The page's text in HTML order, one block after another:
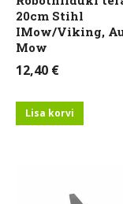
20cm Stihl
IMow/Viking,
Mow
12,40 €
Lisa korvi